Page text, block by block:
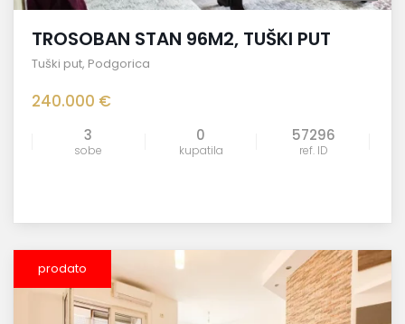
TROSOBAN STAN 96M2, TUŠKI PUT
Tuški put, Podgorica
240.000 €
3
sobe
0
kupatila
57296
ref. ID
prodato